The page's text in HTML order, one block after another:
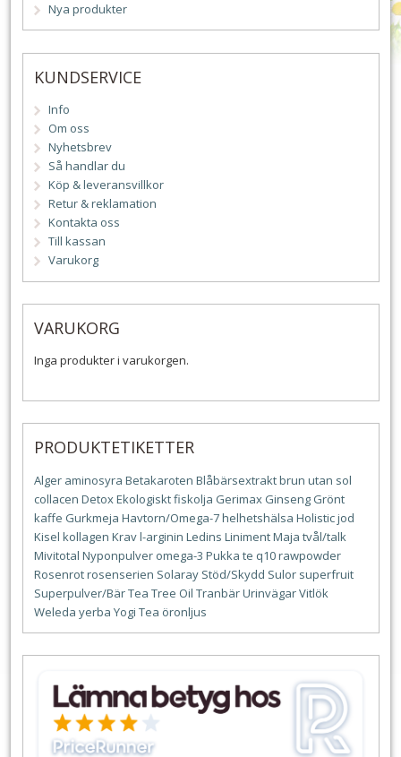
Nya produkter
KUNDSERVICE
Info
Om oss
Nyhetsbrev
Så handlar du
Köp & leveransvillkor
Retur & reklamation
Kontakta oss
Till kassan
Varukorg
VARUKORG
Inga produkter i varukorgen.
PRODUKTETIKETTER
Alger aminosyra Betakaroten Blåbärsextraktbrun utan sol
collacen DetoxEkologisktfiskolja Gerimax Ginseng Grönt
kaffe Gurkmeja Havtorn/Omega-7helhetshälsa Holisticjod
Kisel kollagen Kravl-arginin Ledins LinimentMaja tvål/talk
Mivitotal Nyponpulver omega-3 Pukka te q10rawpowder
Rosenrotrosenserien Solaray Stöd/Skydd Sulor superfruit
Superpulver/BärTea Tree Oil TranbärUrinvägarVitlök
Weleda yerba Yogi Tea öronljus